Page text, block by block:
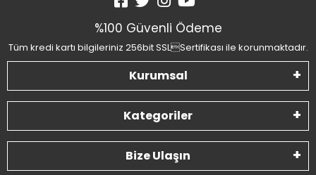
%100 Güvenli Ödeme
Tüm kredi kartı bilgileriniz 256bit SSLSertifikası ile korunmaktadır.
Kurumsal
Kategoriler
Bize Ulaşın